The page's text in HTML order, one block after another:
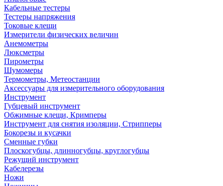
Кабельные тестеры
Тестеры напряжения
Токовые клещи
Измерители физических величин
Анемометры
Люксметры
Пирометры
Шумомеры
Термометры, Метеостанции
Аксессуары для измерительного оборудования
Инструмент
Губцевый инструмент
Обжимные клещи, Кримперы
Инструмент для снятия изоляции, Стрипперы
Бокорезы и кусачки
Сменные губки
Плоскогубцы, длинногубцы, круглогубцы
Режущий инструмент
Кабелерезы
Ножи